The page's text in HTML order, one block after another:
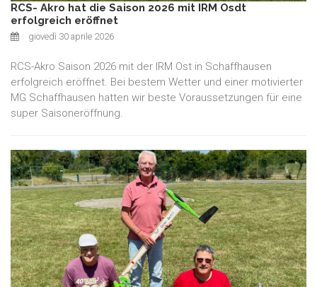
RCS- Akro hat die Saison 2026 mit IRM Osdt
erfolgreich eröffnet
giovedì 30 aprile 2026
RCS-Akro Saison 2026 mit der IRM Ost in Schaffhausen
erfolgreich eröffnet. Bei bestem Wetter und einer motivierter
MG Schaffhausen hatten wir beste Voraussetzungen für eine
super Saisoneröffnung.